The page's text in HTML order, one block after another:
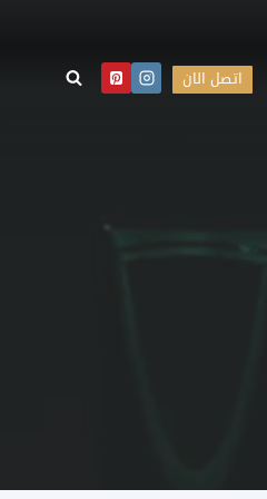
اتصل الان